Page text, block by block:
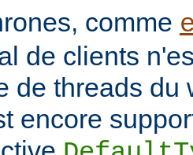
comme
de clients
de threads du
encore